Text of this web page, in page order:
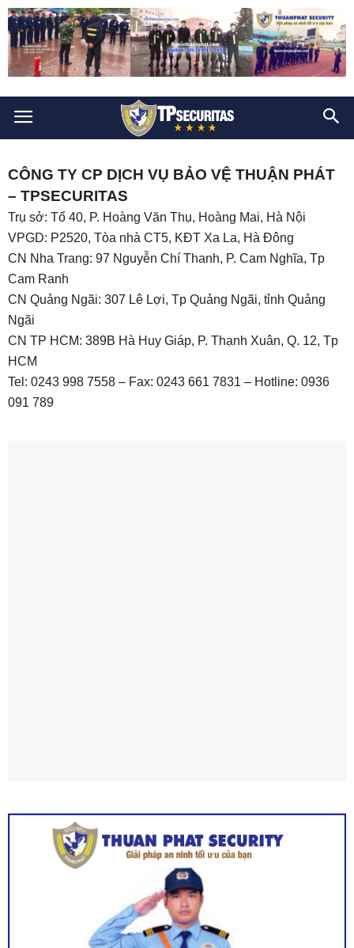
CÔNG TY CP DỊCH VỤ BẢO VỆ THUẬN PHÁT
– TPSECURITAS
Trụ sở: Tổ 40, P. Hoàng Văn Thụ, Hoàng Mai, Hà Nội
VPGD: P2520, Tòa nhà CT5, KĐT Xa La, Hà Đông
CN Nha Trang: 97 Nguyễn Chí Thanh, P. Cam Nghĩa, Tp
Cam Ranh
CN Quảng Ngãi: 307 Lê Lợi, Tp Quảng Ngãi, tỉnh Quảng
Ngãi
CN TP HCM: 389B Hà Huy Giáp, P. Thạnh Xuân, Q. 12, Tp
HCM
Tel: 0243 998 7558 – Fax: 0243 661 7831 – Hotline: 0936
091 789